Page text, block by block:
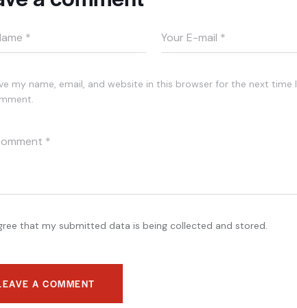
my name, email, and website in this browser for the next time I
that my submitted data is being collected and stored.